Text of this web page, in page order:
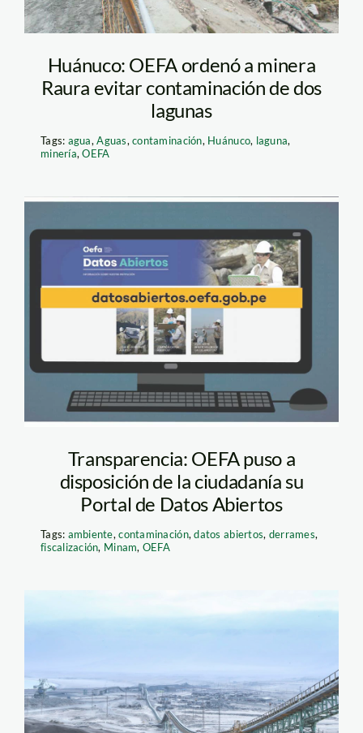
Huánuco: OEFA ordenó a minera
Raura evitar contaminación de dos
lagunas
Tags: agua,Aguas,contaminación, Huánuco, laguna,
minería,OEFA
oefa_-portal-de-
datos-
Transparencia: OEFA puso a
disposición de la ciudadanía su
Portal de Datos Abiertos
Tags: ambiente,contaminación,datos abiertos, derrames,
fiscalización, Minam, OEFA
andina